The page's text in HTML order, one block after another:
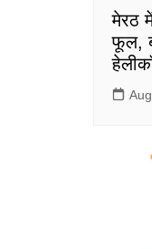
मेरठ
फूल,